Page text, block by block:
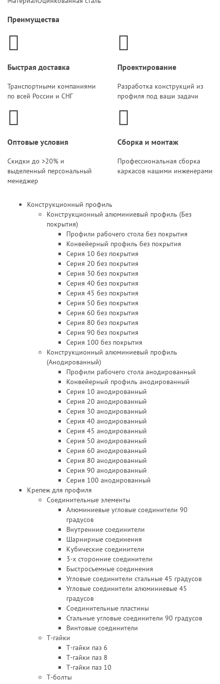
Преимущества
Быстрая доставка
Транспортными компаниями
по всей России и СНГ
Проектирование
Разработка конструкций из
профиля под ваши задачи
Оптовые условия
Скидки до >20% и
выделенный персональный
менеджер
Сборка и монтаж
Профессиональная сборка
каркасов нашими инженерами
Конструкционный профиль
Конструкционный алюминиевый профиль (Без
покрытия)
Профили рабочего стола без покрытия
Конвейерный профиль без покрытия
Серия 10 без покрытия
Серия 20 без покрытия
Серия 30 без покрытия
Серия 40 без покрытия
Серия 45 без покрытия
Серия 50 без покрытия
Серия 60 без покрытия
Серия 80 без покрытия
Серия 90 без покрытия
Серия 100 без покрытия
Конструкционный алюминиевый профиль
(Анодированный)
Профили рабочего стола анодированный
Конвейерный профиль анодированный
Серия 10 анодированный
Серия 20 анодированный
Серия 30 анодированный
Серия 40 анодированный
Серия 45 анодированный
Серия 50 анодированный
Серия 60 анодированный
Серия 80 анодированный
Серия 90 анодированный
Серия 100 анодированный
Крепеж для профиля
Соединительные элементы
Алюминиевые угловые соединители 90
градусов
Внутренние соединители
Шарнирные соединения
Кубические соединители
3-х сторонние соединители
Быстросъемные соединения
Угловые соединители стальные 45 градусов
Угловые соединители алюминиевые 45
градусов
Соединительные пластины
Стальные угловые соединители 90 градусов
Винтовые соединители
Т-гайки
Т-гайки паз 6
Т-гайки паз 8
Т-гайки паз 10
Т-болты